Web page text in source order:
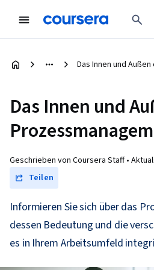
Das Innen und
Das Innen und
Geschrieben von Coursera Staff •
Teilen
Informieren Sie sich über das
dessen Bedeutung und die
es in Ihrem Arbeitsumfeld